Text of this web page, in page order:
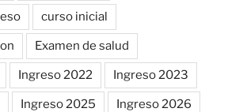
curso inicial
Examen de salud
Ingreso 2022 Ingreso 2023
Ingreso 2025 Ingreso 2026